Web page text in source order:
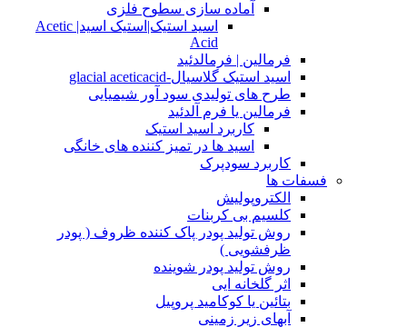
آماده سازی سطوح فلزی
اسید استیک|استیک اسید| Acetic
Acid
فرمالین | فرمالدئید
اسید استیک گلاسیال-glacial aceticacid
طرح های تولیدی سود آور شیمیایی
فرمالین یا فرم آلدئید
کاربرد اسید استیک
اسید ها در تمیز کننده های خانگی
کاربرد سودپرک
فسفات ها
الکتروپولیش
کلسیم بی کربنات
روش تولید پودر پاک کننده ظروف ( پودر
ظرفشویی )
روش تولید پودر شوینده
اثر گلخانه ایی
بتائین یا کوکامید پروپیل
آبهای زیر زمینی